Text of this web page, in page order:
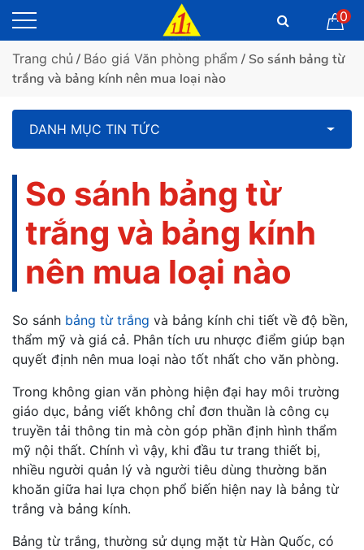
0
Trang chủ / Báo giá Văn phòng phẩm / So sánh bảng từ
trắng và bảng kính nên mua loại nào
DANH MỤC TIN TỨC
So sánh bảng từ
trắng và bảng kính
nên mua loại nào
So sánh bảng từ trắng và bảng kính chi tiết về độ bền,
thẩm mỹ và giá cả. Phân tích ưu nhược điểm giúp bạn
quyết định nên mua loại nào tốt nhất cho văn phòng.
Trong không gian văn phòng hiện đại hay môi trường
giáo dục, bảng viết không chỉ đơn thuần là công cụ
truyền tải thông tin mà còn góp phần định hình thẩm
mỹ nội thất. Chính vì vậy, khi đầu tư trang thiết bị,
nhiều người quản lý và người tiêu dùng thường băn
khoăn giữa hai lựa chọn phổ biến hiện nay là bảng từ
trắng và bảng kính.
Bảng từ trắng, thường sử dụng mặt từ Hàn Quốc, có